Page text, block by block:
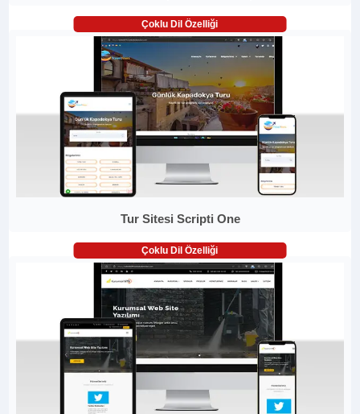
Çoklu Dil Özelliği
Tur Sitesi Scripti One
Çoklu Dil Özelliği